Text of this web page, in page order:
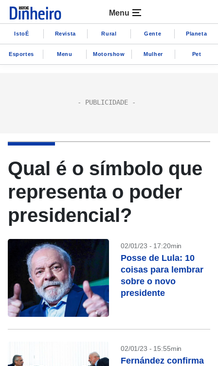
Menu
IstoÉ Revista Rural Gente Planeta
Esportes Menu Motorshow Mulher Pet
Qual é o símbolo que
representa o poder
presidencial?
02/01/23 - 17:20min
Posse de Lula: 10
coisas para lembrar
sobre o novo
presidente
02/01/23 - 15:55min
Fernández confirma